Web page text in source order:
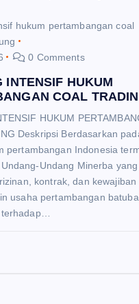
hukum pertambangan coal
0 Comments
INTENSIF HUKUM
COAL
HUKUM
Deskripsi Berdasarkan
pertambangan Indonesia
Undang Minerba yang
kontrak, dan kewajiban
usaha pertambangan